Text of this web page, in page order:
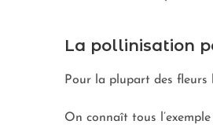
La pollinisation
Pour la plupart des fleurs
On connaît tous